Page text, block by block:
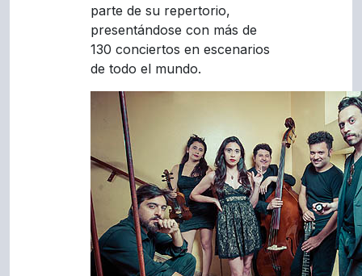
parte de su repertorio,
presentándose con más de
130 conciertos en escenarios
de todo el mundo.